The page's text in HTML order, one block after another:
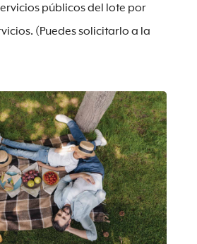
públicos del lote por
(Puedes solicitarlo a la